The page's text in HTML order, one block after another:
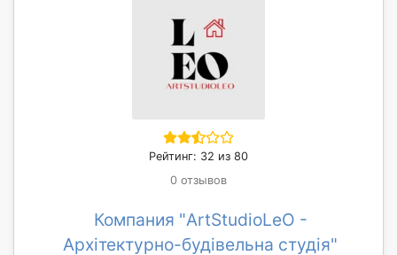
Рейтинг: 32 из 80
0 отзывов
Компания "ArtStudioLeO -
Архітектурно-будівельна студія"